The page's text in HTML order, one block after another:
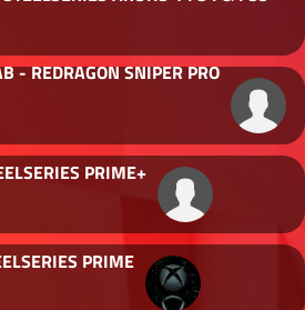
- REDRAGON SNIPER PRO
PRIME+
PRIME